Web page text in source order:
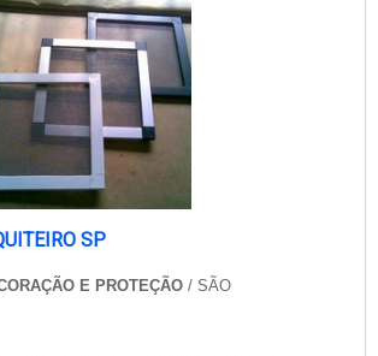
telas Geralmente, as telas são
SP
E PROTEÇÃO / SÃO